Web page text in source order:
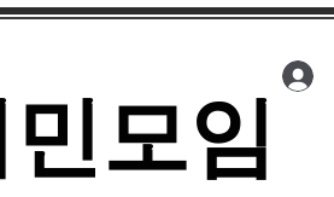
모임